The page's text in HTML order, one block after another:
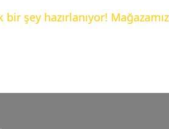
bir şey hazırlanıyor!